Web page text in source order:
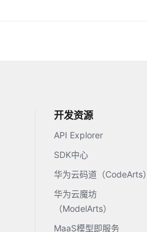
开发资源
API Explorer
SDK中心
华为云码道（CodeArts）
华为云魔坊
（ModelArts）
MaaS模型即服务